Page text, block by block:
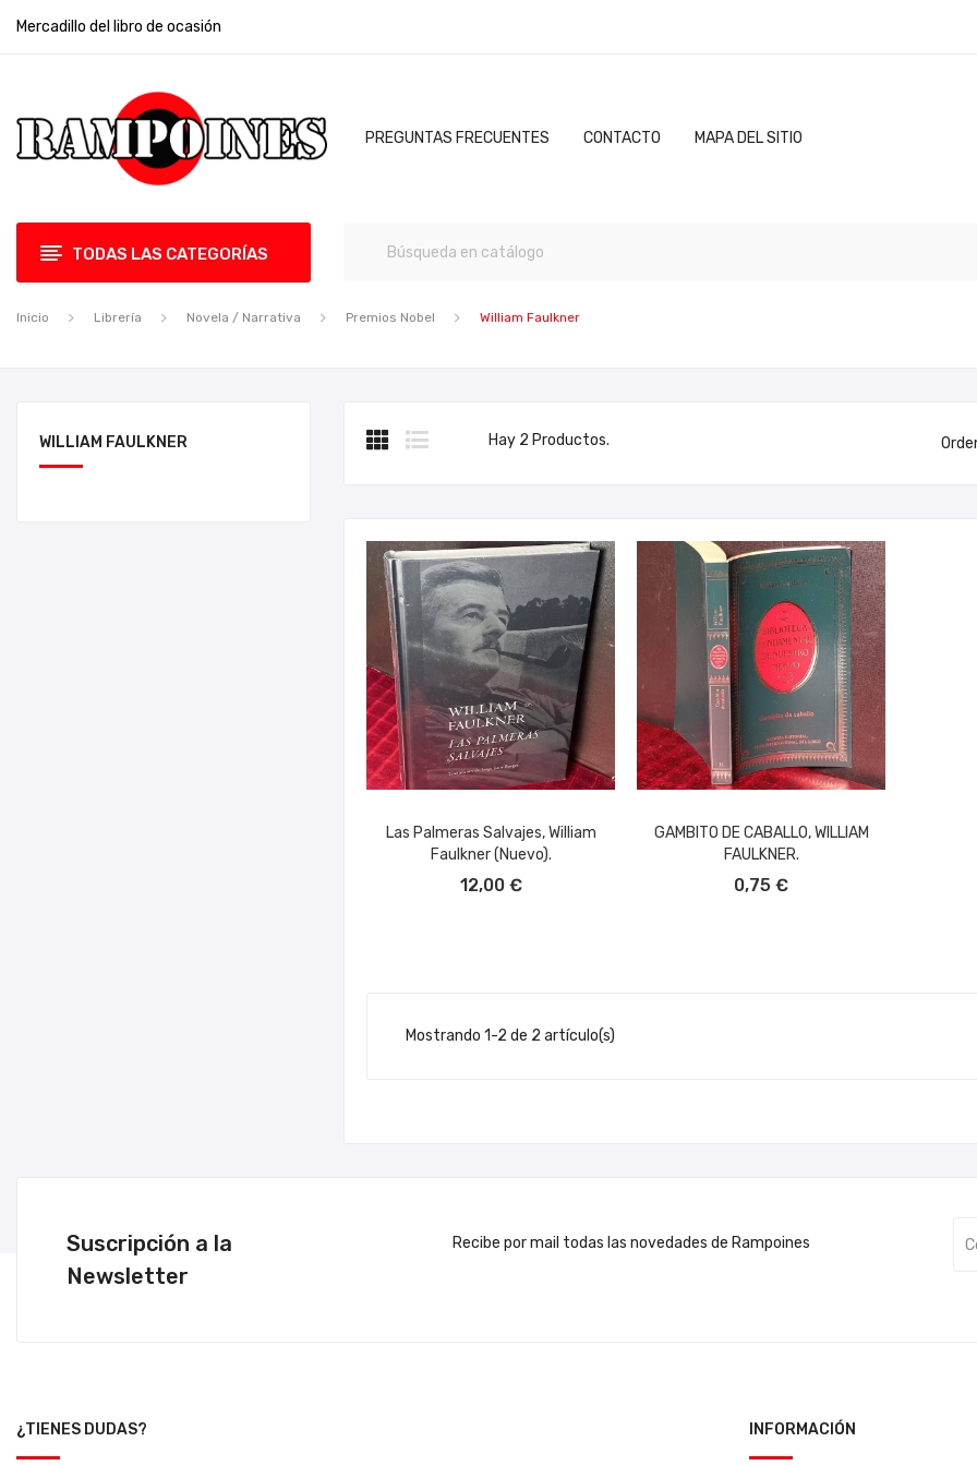
Mercadillo del libro de ocasión
PREGUNTAS FRECUENTES CONTACTO MAPA DEL SITIO
TODAS LAS CATEGORÍAS
Inicio Librería Novela / Narrativa Premios Nobel William Faulkner
WILLIAM FAULKNER Hay 2 Productos.
Las Palmeras Salvajes, William
Faulkner (nuevo).
12,00 €
GAMBITO DE CABALLO, WILLIAM
FAULKNER.
0,75 €
Mostrando 1-2 de 2 artículo(s)
Suscripción a la
Newsletter
Recibe por mail todas las novedades de Rampoines
¿TIENES DUDAS? INFORMACIÓN